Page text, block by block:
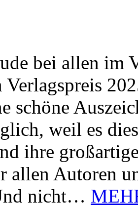
bei allen im
Verlagspreis
schöne
weil es
ihre
allen Autoren
nicht…